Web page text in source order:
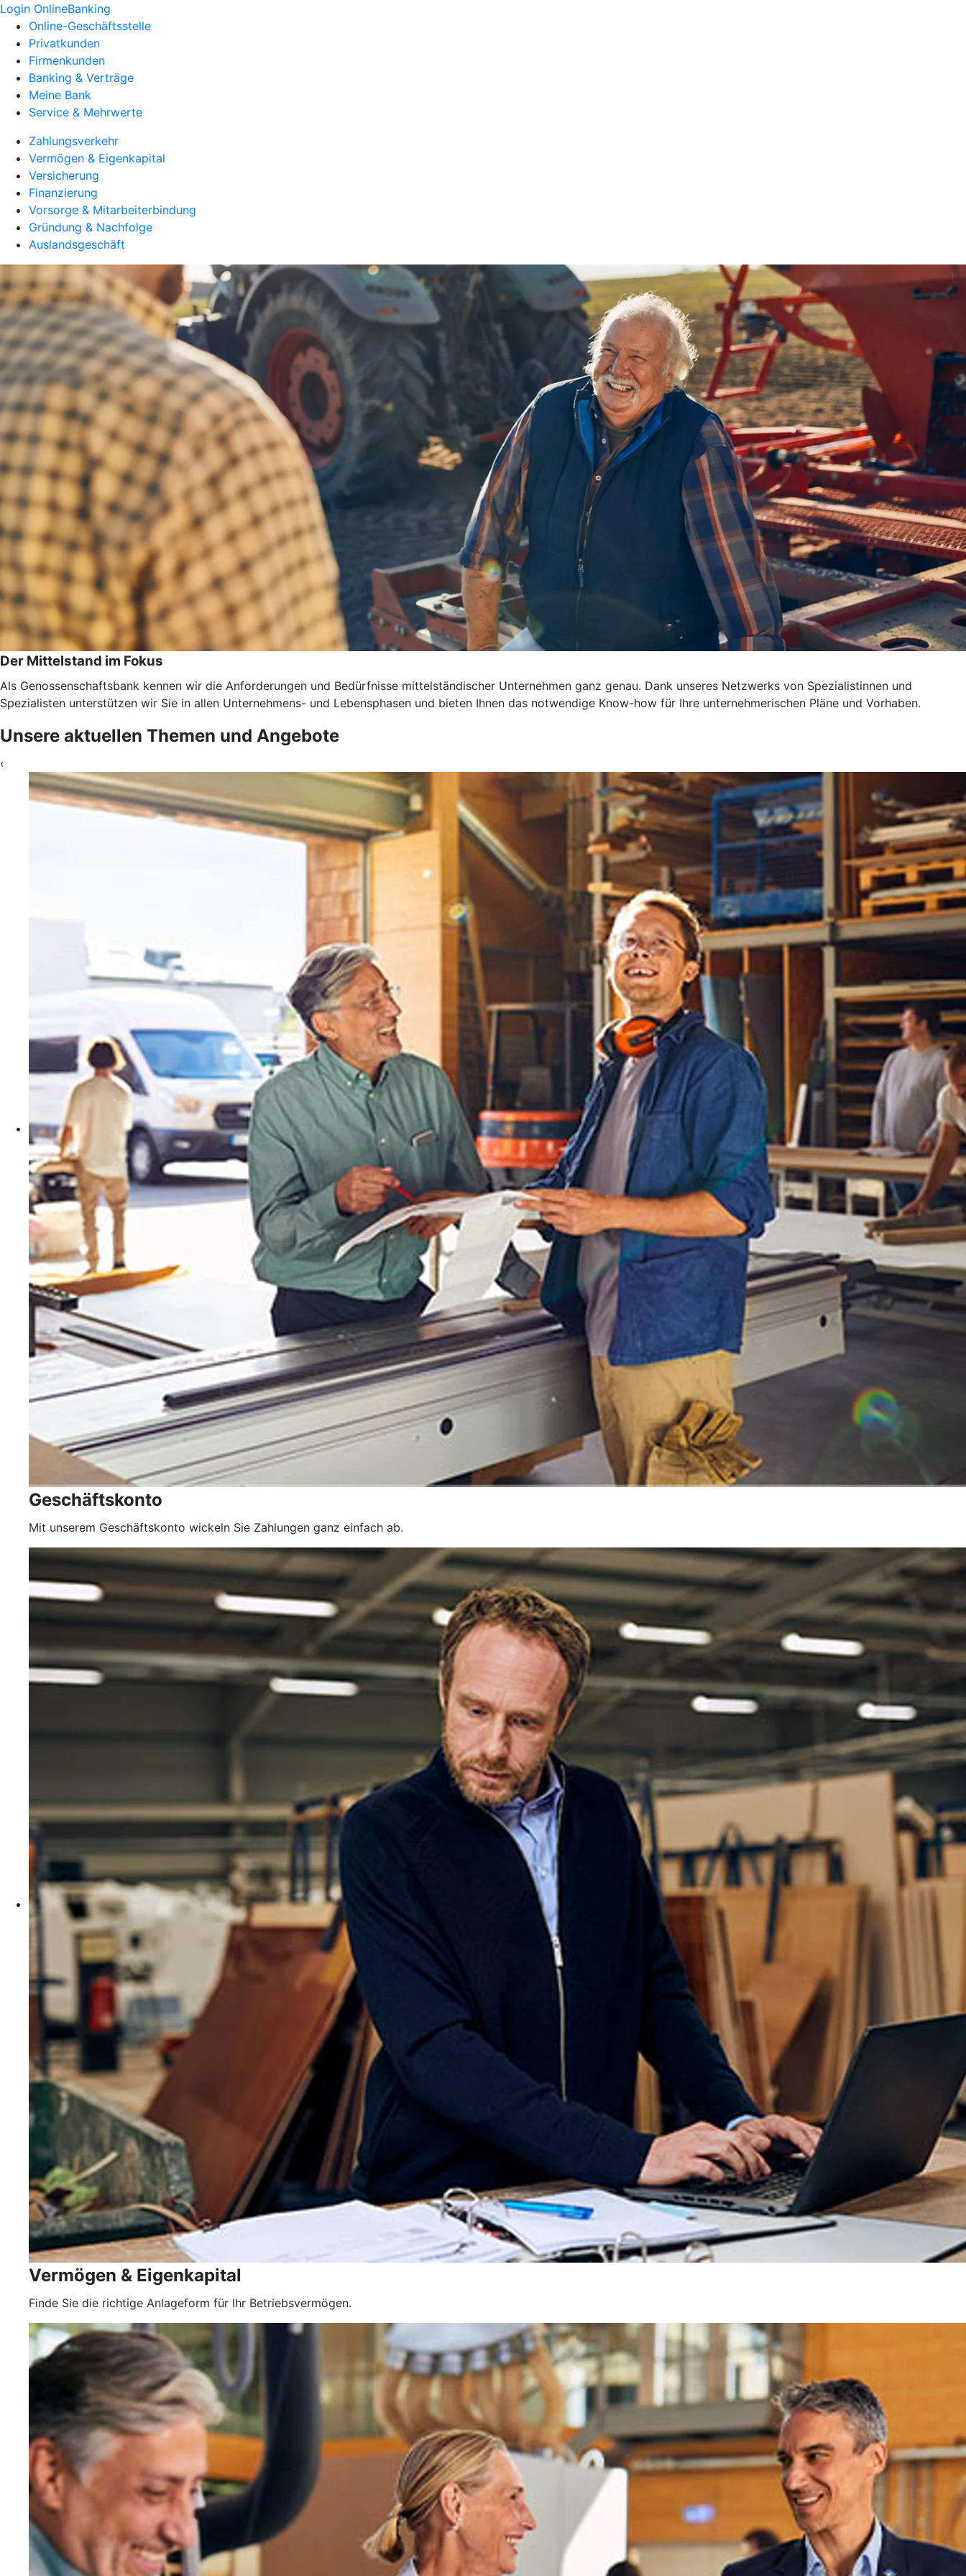
Login OnlineBanking
Online-Geschäftsstelle
Privatkunden
Firmenkunden
Banking & Verträge
Meine Bank
Service & Mehrwerte
Zahlungsverkehr
Vermögen & Eigenkapital
Versicherung
Finanzierung
Vorsorge & Mitarbeiterbindung
Gründung & Nachfolge
Auslandsgeschäft
Der Mittelstand im Fokus
Als Genossenschaftsbank kennen wir die Anforderungen und Bedürfnisse mittelständischer Unternehmen ganz genau. Dank unseres Netzwerks von Spezialistinnen und
Spezialisten unterstützen wir Sie in allen Unternehmens- und Lebensphasen und bieten Ihnen das notwendige Know-how für Ihre unternehmerischen Pläne und Vorhaben.
Unsere aktuellen Themen und Angebote
‹
Geschäftskonto
Mit unserem Geschäftskonto wickeln Sie Zahlungen ganz einfach ab.
Vermögen & Eigenkapital
Finde Sie die richtige Anlageform für Ihr Betriebsvermögen.